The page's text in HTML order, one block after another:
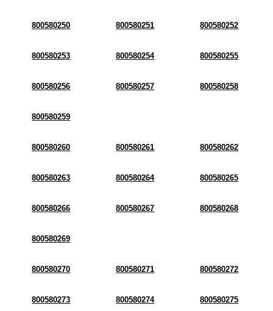
800580250 800580251 800580252
800580253 800580254 800580255
800580256 800580257 800580258
800580259
800580260 800580261 800580262
800580263 800580264 800580265
800580266 800580267 800580268
800580269
800580270 800580271 800580272
800580273 800580274 800580275